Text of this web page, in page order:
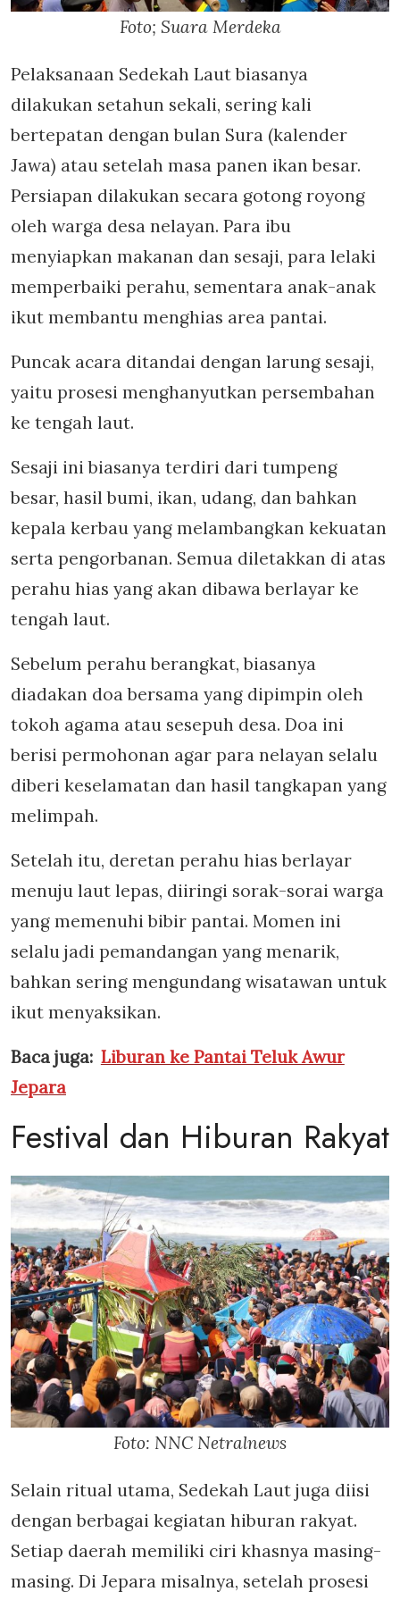
Foto; Suara Merdeka
Pelaksanaan Sedekah Laut biasanya
dilakukan setahun sekali, sering kali
bertepatan dengan bulan Sura (kalender
Jawa) atau setelah masa panen ikan besar.
Persiapan dilakukan secara gotong royong
oleh warga desa nelayan. Para ibu
menyiapkan makanan dan sesaji, para lelaki
memperbaiki perahu, sementara anak-anak
ikut membantu menghias area pantai.
Puncak acara ditandai dengan larung sesaji,
yaitu prosesi menghanyutkan persembahan
ke tengah laut.
Sesaji ini biasanya terdiri dari tumpeng
besar, hasil bumi, ikan, udang, dan bahkan
kepala kerbau yang melambangkan kekuatan
serta pengorbanan. Semua diletakkan di atas
perahu hias yang akan dibawa berlayar ke
tengah laut.
Sebelum perahu berangkat, biasanya
diadakan doa bersama yang dipimpin oleh
tokoh agama atau sesepuh desa. Doa ini
berisi permohonan agar para nelayan selalu
diberi keselamatan dan hasil tangkapan yang
melimpah.
Setelah itu, deretan perahu hias berlayar
menuju laut lepas, diiringi sorak-sorai warga
yang memenuhi bibir pantai. Momen ini
selalu jadi pemandangan yang menarik,
bahkan sering mengundang wisatawan untuk
ikut menyaksikan.
Baca juga: Liburan ke Pantai Teluk Awur
Jepara
Festival dan Hiburan Rakyat
Foto: NNC Netralnews
Selain ritual utama, Sedekah Laut juga diisi
dengan berbagai kegiatan hiburan rakyat.
Setiap daerah memiliki ciri khasnya masing-
masing. Di Jepara misalnya, setelah prosesi